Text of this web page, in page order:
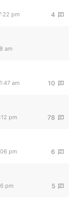
4
pm
am
10
am
78
pm
6
pm
5
pm